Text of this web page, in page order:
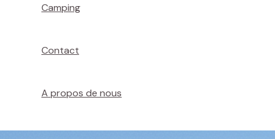
Camping
Contact
A propos de nous